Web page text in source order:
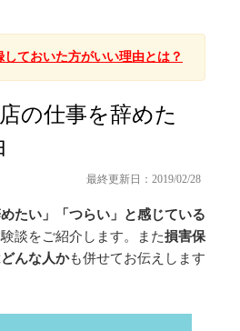
ておいた方がいい理由とは？
の仕事を辞めた
最終更新日：2019/02/28
たい」「つらい」と感じている
談をご紹介します。また損害保
んな人かも併せてお伝えします